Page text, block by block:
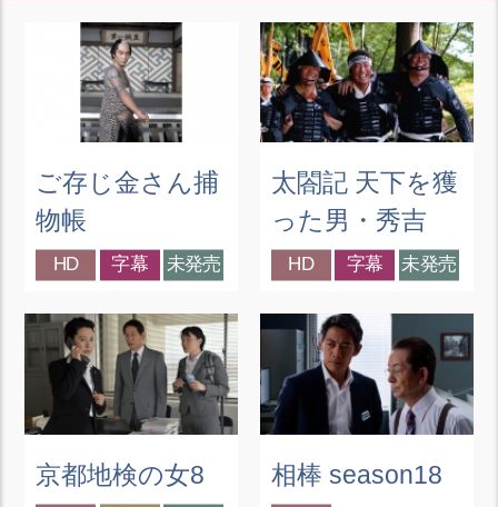
ご存じ金さん捕
物帳
HD 字幕 未発売
太閤記 天下を獲
った男・秀吉
HD 字幕 未発売
京都地検の女8 相棒 season18